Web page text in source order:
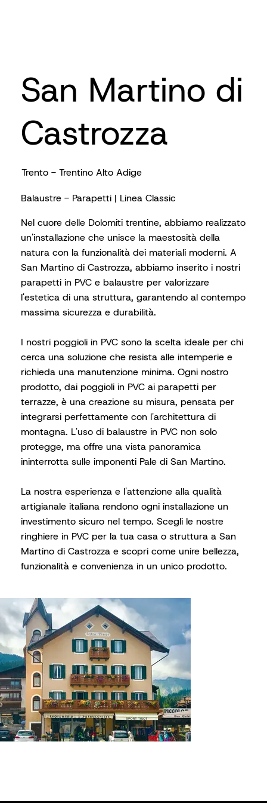
San Martino di
Castrozza
Trento - Trentino Alto Adige
Balaustre - Parapetti | Linea Classic
Nel cuore delle Dolomiti trentine, abbiamo realizzato
un'installazione che unisce la maestosità della
natura con la funzionalità dei materiali moderni. A
San Martino di Castrozza, abbiamo inserito i nostri
parapetti in PVC e balaustre per valorizzare
l'estetica di una struttura, garantendo al contempo
massima sicurezza e durabilità.
I nostri poggioli in PVC sono la scelta ideale per chi
cerca una soluzione che resista alle intemperie e
richieda una manutenzione minima. Ogni nostro
prodotto, dai poggioli in PVC ai parapetti per
terrazze, è una creazione su misura, pensata per
integrarsi perfettamente con l'architettura di
montagna. L'uso di balaustre in PVC non solo
protegge, ma offre una vista panoramica
ininterrotta sulle imponenti Pale di San Martino.
La nostra esperienza e l'attenzione alla qualità
artigianale italiana rendono ogni installazione un
investimento sicuro nel tempo. Scegli le nostre
ringhiere in PVC per la tua casa o struttura a San
Martino di Castrozza e scopri come unire bellezza,
funzionalità e convenienza in un unico prodotto.